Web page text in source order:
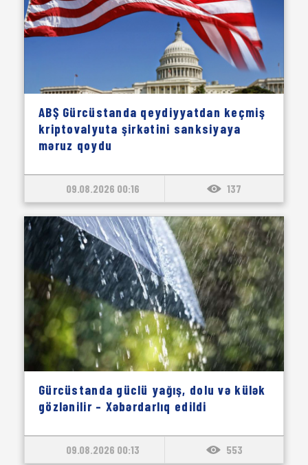
ABŞ Gürcüstanda qeydiyyatdan keçmiş
kriptovalyuta şirkətini sanksiyaya
məruz qoydu
09.08.2026 00:16 137
Gürcüstanda güclü yağış, dolu və külək
gözlənilir – Xəbərdarlıq edildi
09.08.2026 00:13 553